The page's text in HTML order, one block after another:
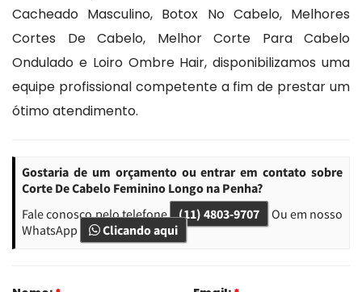
Cacheado Masculino, Botox No Cabelo, Melhores
Cortes De Cabelo, Melhor Corte Para Cabelo
Ondulado e Loiro Ombre Hair, disponibilizamos uma
equipe profissional competente a fim de prestar um
ótimo atendimento.
Gostaria de um orçamento ou entrar em contato sobre
Corte De Cabelo Feminino Longo na Penha?
Fale conosco pelo telefone (11) 4803-9707
Ou em nosso
WhatsApp
Clicando aqui